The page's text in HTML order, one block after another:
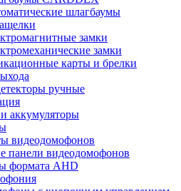
шлагбаумы
замки
замки
карты и брелки
ручные
аккумуляторы
видеодомофонов
панели видеодомофонов
формата AHD